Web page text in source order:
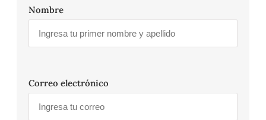
Nombre
Correo electrónico